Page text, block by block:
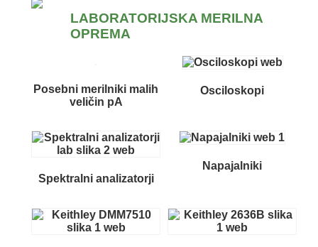
LABORATORIJSKA MERILNA
OPREMA
Posebni merilniki malih
veličin pA
Osciloskopi
Spektralni analizatorji
Napajalniki